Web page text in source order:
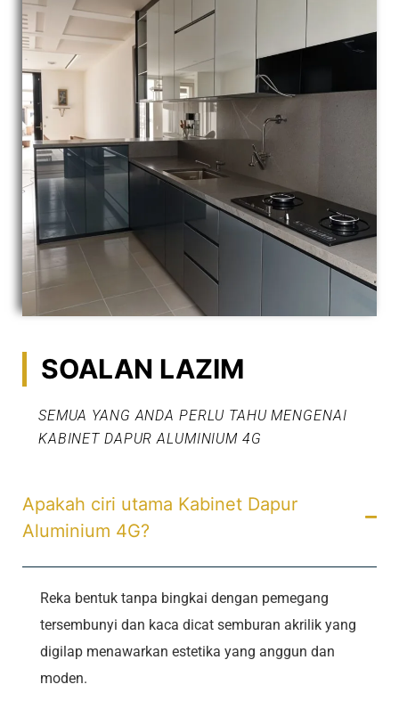
SOALAN LAZIM
SEMUA YANG ANDA PERLU TAHU MENGENAI
KABINET DAPUR ALUMINIUM 4G
Apakah ciri utama Kabinet Dapur
Aluminium 4G?
Reka bentuk tanpa bingkai dengan pemegang
tersembunyi dan kaca dicat semburan akrilik yang
digilap menawarkan estetika yang anggun dan
moden.